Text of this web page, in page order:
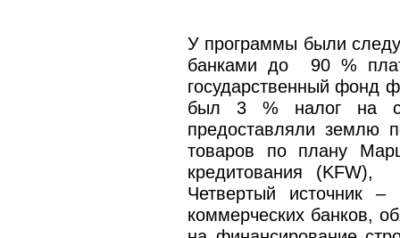
У программы были
банками до 90 %
государственный фонд
был 3 % налог на
предоставляли землю
товаров по плану
кредитования (KFW),
Четвертый источник
коммерческих банков,